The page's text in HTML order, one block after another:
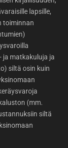
lapsille,
toiminnan
ja matkakuluja ja
siltä osin kuin
(mm.
siltä